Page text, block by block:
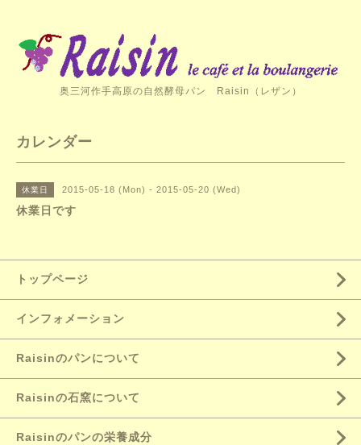
奥三河作手高原の自然酵母パン Raisin（レザン）
カレンダー
休業日 2015-05-18 (Mon) - 2015-05-20 (Wed)
休業日です
トップページ
インフォメーション
Raisinのパンについて
Raisinの石窯について
Raisinのパンの栄養成分